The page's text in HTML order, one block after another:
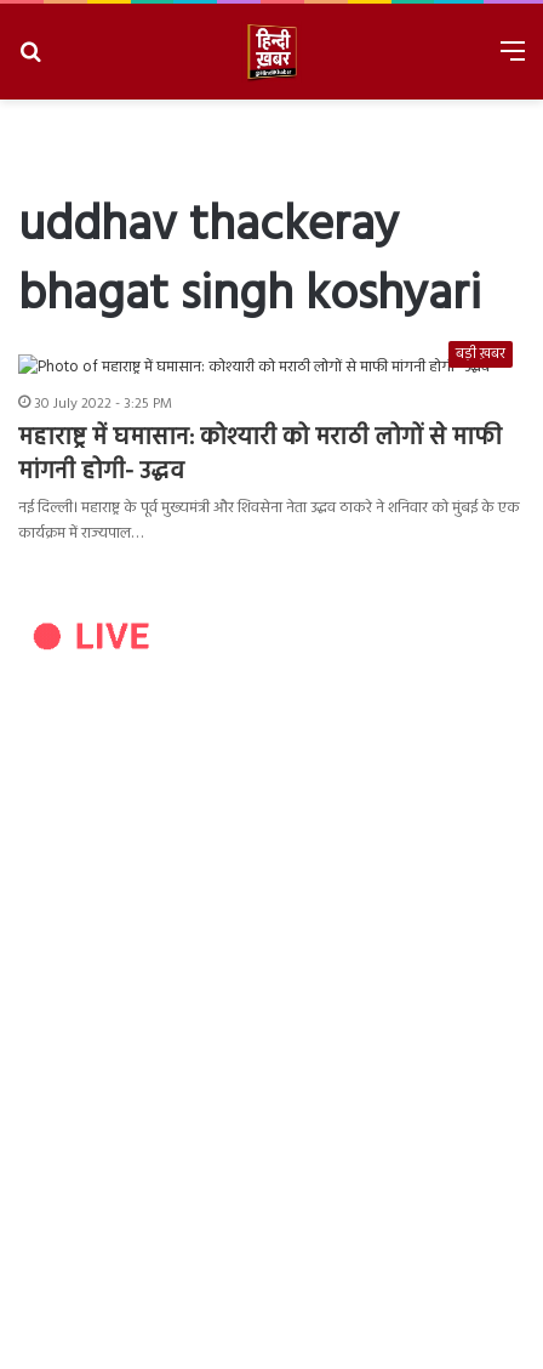
uddhav thackeray
bhagat singh koshyari
बड़ी ख़बर
30 July 2022 - 3:25 PM
महाराष्ट्र में घमासान: कोश्यारी को मराठी लोगों से माफी
मांगनी होगी- उद्धव
नई दिल्ली। महाराष्ट्र के पूर्व मुख्यमंत्री और शिवसेना नेता उद्धव ठाकरे ने शनिवार को मुंबई के एक
कार्यक्रम में राज्यपाल…